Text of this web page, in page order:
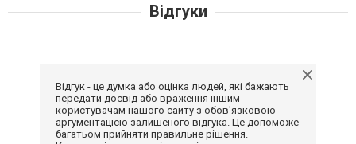
Відгуки
Відгук - це думка або оцінка людей, які бажають
передати досвід або враження іншим
користувачам нашого сайту з обов'язковою
аргументацією залишеного відгука. Це допоможе
багатьом прийняти правильне рішення.